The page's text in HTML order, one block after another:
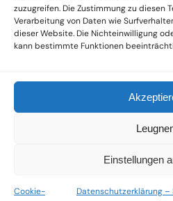
zuzugreifen. Die Zustimmung zu diesen
Verarbeitung von Daten wie
dieser Website. Die Nichteinwilligung
kann bestimmte Funktionen
Einstellungen
Cookie- Datenschutzerklärung –
Vinyl, CD und weiteren Medien.
Sowohl neue als auch
Wir setzen uns leidenschaftlich für
Labels ein und bieten hochwertige,
aus über 30 Jahren Erfahrung in
SoulPeddler Mailorder, Records &
Nettirock – Nice Guy Records –